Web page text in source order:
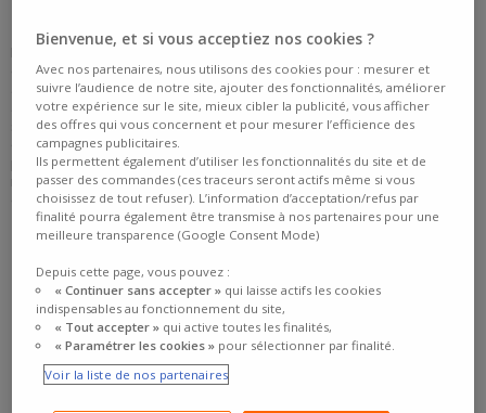
En guise d’introduction, quelques mots pour rappeler les spécificités
du pneu MICHELIN CrossClimate. Présenté initialement sous les
arguments d’un pneu été pouvant affronter l’hiver, il faut comprendre
avec les codes habituels du marché qu’il s’agit d’un pneu toutes
saisons, venant chasser sur les terres de Goodyear qui faisait alors
office de référence dans le domaine. Il profite donc d’un
positionnement polyvalent assez typé pour la performance sur sol
mouillé, avec une bonne capacité d’évolution sur sol neigeux. Il
dispose d’ailleurs de l’agrément3PMSF, attestant de vraies
capacités hivernales.
MICHELIN AGILIS CROSSCLIMATE
Bienvenue, et si vous acceptiez nos cookies ?
Avec nos partenaires, nous utilisons des cookies pour : mesurer et
suivre l’audience de notre site, ajouter des fonctionnalités, améliorer
votre expérience sur le site, mieux cibler la publicité, vous afficher
des offres qui vous concernent et pour mesurer l’efficience des
campagnes publicitaires.
Ils permettent également d’utiliser les fonctionnalités du site et de
passer des commandes (ces traceurs seront actifs même si vous
choisissez de tout refuser). L’information d’acceptation/refus par
finalité pourra également être transmise à nos partenaires pour une
meilleure transparence (Google Consent Mode)
Depuis cette page, vous pouvez :
« Continuer sans accepter »qui laisse actifs les cookies
indispensables au fonctionnement du site,
« Tout accepter »qui active toutes les finalités,
« Paramétrer les cookies »pour sélectionner par finalité.
Voir la liste de nos partenaires